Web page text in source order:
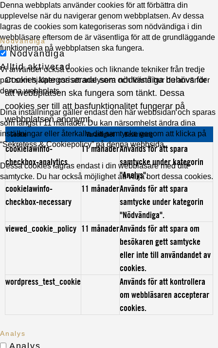
Denna webbplats använder cookies för att förbättra din
upplevelse när du navigerar genom webbplatsen. Av dessa
lagras de cookies som kategoriseras som nödvändiga i din
webbläsare eftersom de är väsentliga för att de grundläggande
funktionerna på webbplatsen ska fungera.
Vi använder också cookies och liknande tekniker från tredje
part som hjälper oss att analysera och förstå hur du använder
denna webbplats.
Dina inställningar gäller endast den här webbsidan och sparas
som längst i 11 månader. Du kan närsomhelst ändra dina
inställningar eller återkalla ditt samtycke genom att klicka på
“Sekretess & Cookiepolicy” på denna webbsida.
Dessa cookies lagras endast i din webbläsare med ditt
samtycke. Du har också möjlighet att välja bort dessa cookies.
Nödvändiga
Nödvändiga
Alltid aktiverad
Cookies kategoriserade som nödvändiga behövs för
att webbplatsen ska fungera som tänkt. Dessa
cookies ser till att basfunktionalitet fungerar på
webbplatsen anonymt.
Cookie Varaktighet Beskrivning
cookielawinfo-
checkbox-analytics
11 månaderAnvänds för att spara
samtycke under kategorin
"Analys".
cookielawinfo-
checkbox-necessary
11 månaderAnvänds för att spara
samtycke under kategorin
"Nödvändiga".
viewed_cookie_policy 11 månaderAnvänds för att spara om
besökaren gett samtycke
eller inte till användandet av
cookies.
wordpress_test_cookie
Används för att kontrollera
om webbläsaren accepterar
cookies.
Analys
Analys